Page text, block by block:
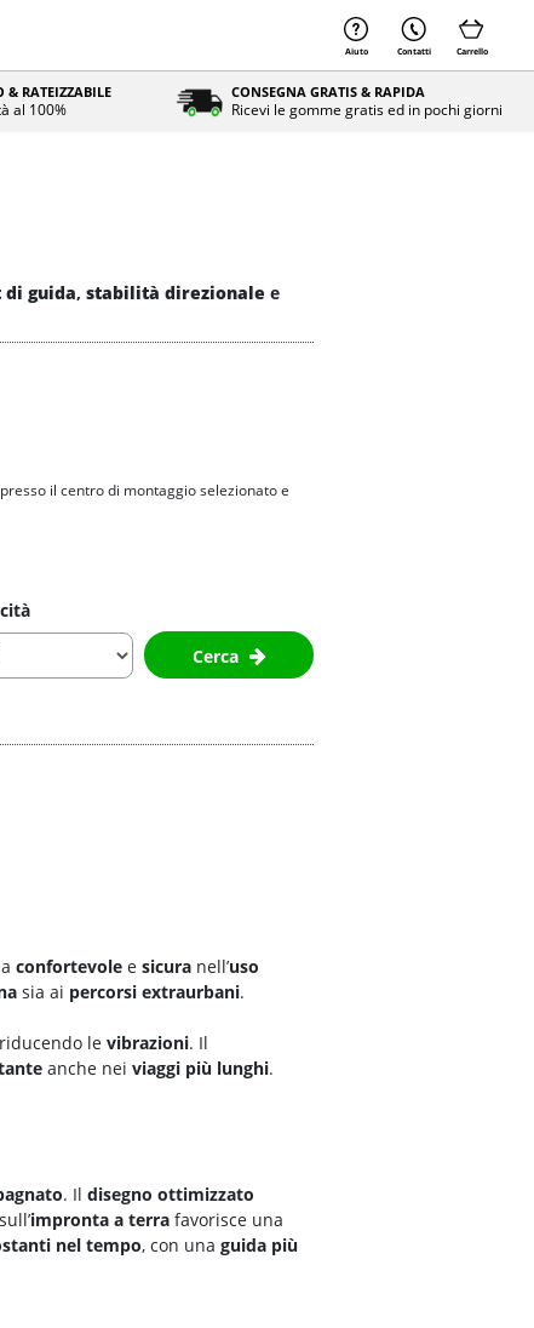
Aiuto Contatti Carrello
& RATEIZZABILE
al 100%
CONSEGNA GRATIS & RAPIDA
Ricevi le gomme gratis ed in pochi giorni
guida, stabilità direzionale e
il centro di montaggio selezionato e
Cerca
confortevole e sicura nell’uso
sia ai percorsi extraurbani.
le vibrazioni. Il
anche nei viaggi più lunghi.
. Il disegno ottimizzato
sull’impronta a terra favorisce una
nel tempo, con una guida più